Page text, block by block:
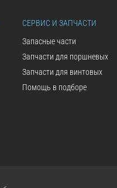
СЕРВИС И ЗАПЧАСТИ
Запасные части
Запчасти для поршневых
Запчасти для винтовых
Помощь в подборе